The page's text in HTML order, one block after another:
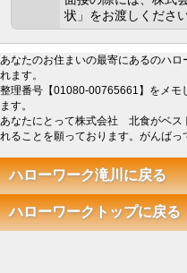
状」をお渡しください
あなたのお住まいの最寄にあるのハ
れます。
整理番号【01080-00765661】をメモ
ます。
あなたにとって株式会社 北食がベス
れることを願っております。がんばっ
ハローワーク滝川に戻る
ハローワークトップに戻る